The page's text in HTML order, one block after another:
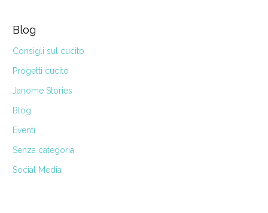
Blog
Consigli sul cucito
Progetti cucito
Janome Stories
Blog
Eventi
Senza categoria
Social Media